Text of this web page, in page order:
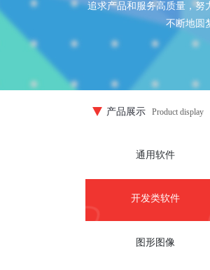
追求产品和服务高质量，努
不断地圆
产品展示 Product display
通用软件
开发类软件
图形图像